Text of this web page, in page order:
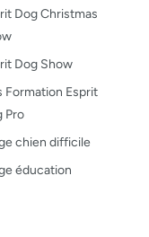
Dog Christmas
Dog Show
Formation Esprit
Pro
chien difficile
éducation